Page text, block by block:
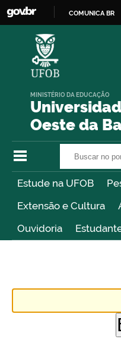
COMUNICA BR
Oeste da
MINISTÉRIO DA EDUCAÇÃO
Estude na UFOB
Extensão e Cultura
Ouvidoria